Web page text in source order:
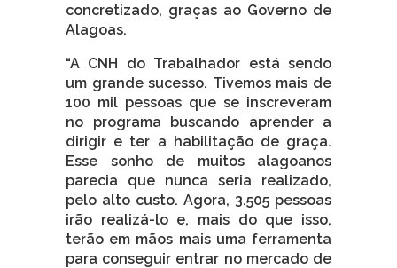
concretizado, graças ao Governo de
Alagoas.
“A CNH do Trabalhador está sendo
um grande sucesso. Tivemos mais de
100 mil pessoas que se inscreveram
no programa buscando aprender a
dirigir e ter a habilitação de graça.
Esse sonho de muitos alagoanos
parecia que nunca seria realizado,
pelo alto custo. Agora, 3.505 pessoas
irão realizá-lo e, mais do que isso,
terão em mãos mais uma ferramenta
para conseguir entrar no mercado de